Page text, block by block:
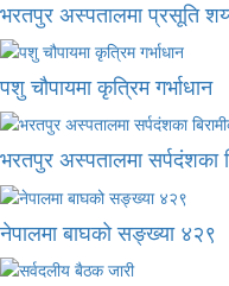
भरतपुर अस्पतालमा प्रसूति
पशु चौपायमा कृत्रिम गर्भाधान
भरतपुर अस्पतालमा सर्पदंशका
नेपालमा बाघको सङ्ख्या ४२९